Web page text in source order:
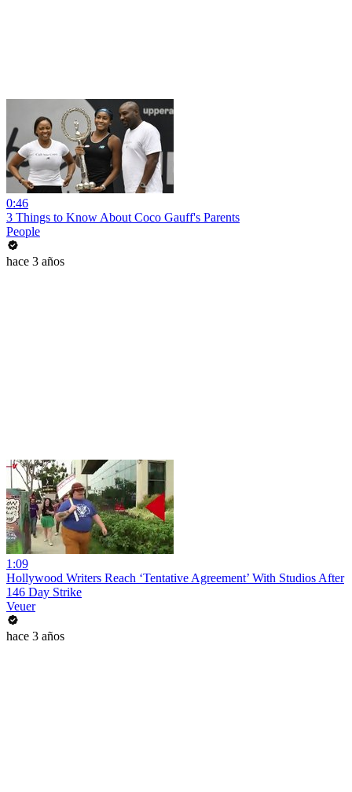
0:46
3 Things to Know About Coco Gauff's Parents
People
hace 3 años
1:09
Hollywood Writers Reach ‘Tentative Agreement’ With Studios After
146 Day Strike
Veuer
hace 3 años